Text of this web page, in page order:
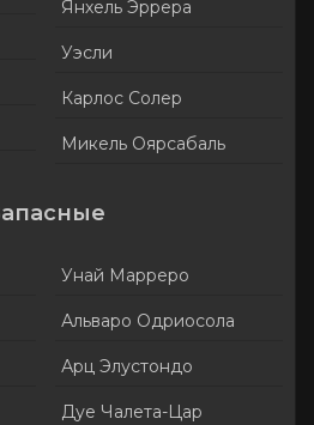
Янхель Эррера
Уэсли
Карлос Солер
Микель Оярсабаль
Унай Марреро
Альваро Одриосола
Арц Элустондо
Дуе Чалета-Цар